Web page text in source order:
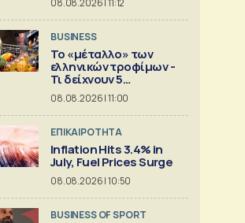
08.08.2026 | 11:12
BUSINESS
Το «μέταλλο» των
ελληνικών τροφίμων -
Τι δείχνουν 5
ισολογισμοί
08.08.2026 | 11:00
ΕΠΙΚΑΙΡΟΤΗΤΑ
Inflation Hits 3.4% in
July, Fuel Prices Surge
08.08.2026 | 10:50
BUSINESS OF SPORT